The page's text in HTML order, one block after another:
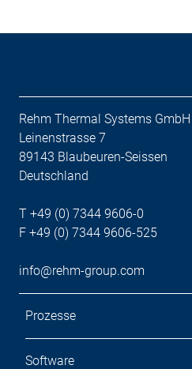
Rehm Thermal Systems GmbH
Leinenstrasse 7
89143 Blaubeuren-Seissen
Deutschland
T +49 (0) 7344 9606-0
F +49 (0) 7344 9606-525
info@rehm-group.com
Prozesse
Software